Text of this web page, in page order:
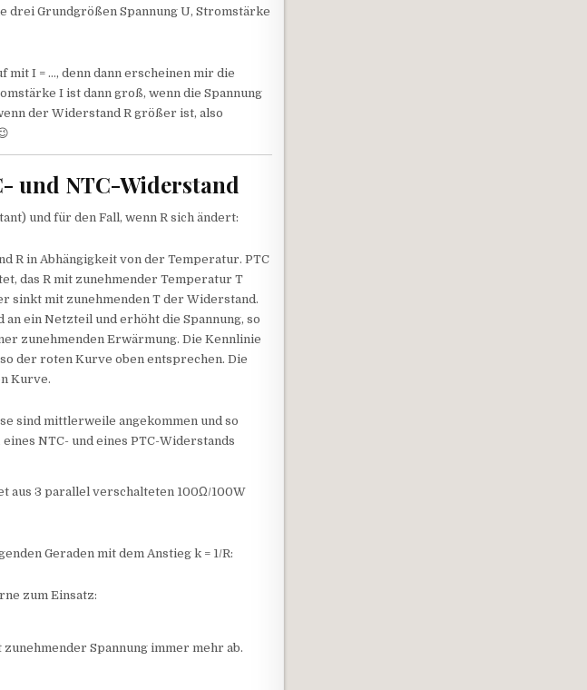
drei Grundgrößen Spannung U, Stromstärke
mit I = …, denn dann erscheinen mir die
I ist dann groß, wenn die Spannung
der Widerstand R größer ist, also
und NTC-Widerstand
und für den Fall, wenn R sich ändert:
R in Abhängigkeit von der Temperatur. PTC
das R mit zunehmender Temperatur T
sinkt mit zunehmenden T der Widerstand.
ein Netzteil und erhöht die Spannung, so
zunehmenden Erwärmung. Die Kennlinie
der roten Kurve oben entsprechen. Die
Kurve.
sind mittlerweile angekommen und so
NTC- und eines PTC-Widerstands
aus 3 parallel verschalteten 100Ω/100W
Geraden mit dem Anstieg k = 1/R:
zum Einsatz:
Spannung immer mehr ab.